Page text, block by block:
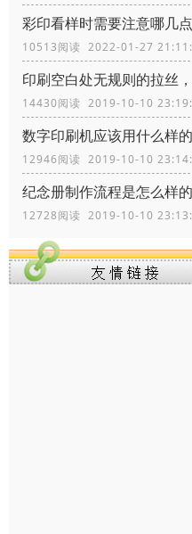
彩印看样时需要注意哪几
10513阅读 2022-01-27
印刷空白处无规则的拉丝
14430阅读 2019-10-10
数字印刷机应该用什么样
12946阅读 2019-10-10
纪念册制作流程是怎么样
12728阅读 2019-10-10